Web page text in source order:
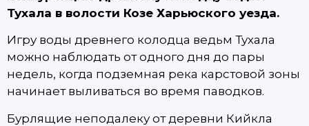
Тухала в волости Козе Харьюского уезда.
Игру воды древнего колодца ведьм Тухала
можно наблюдать от одного дня до пары
недель, когда подземная река карстовой зоны
начинает выливаться во время паводков.
Бурлящие неподалеку от деревни Кийкла